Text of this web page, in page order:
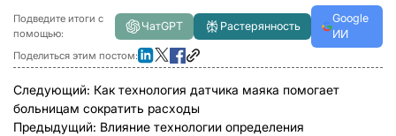
Подведите итоги с
помощью:
ЧатGPT Растерянность
Google
ИИ
Поделиться этим постом:
Следующий: Как технология датчика маяка помогает
больницам сократить расходы
Предыдущий: Влияние технологии определения